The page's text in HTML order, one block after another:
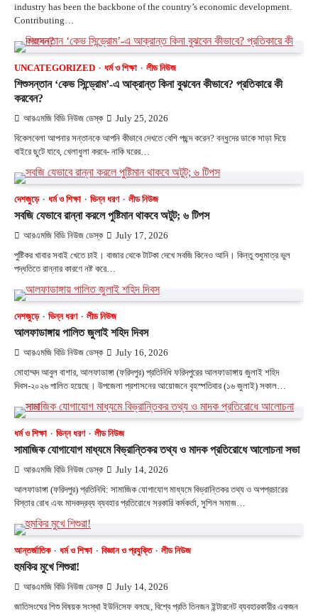
industry has been the backbone of the country’s economic development.
Contributing…
UNCATEGORIZED ধর্ম ও শিক্ষা লীড নিউজ
শিশুসন্তান ‘কেভ সিন্ড্রোম’-এ আক্রান্ত কিনা বুঝবেন কীভাবে? প্রতিকারে কী
করবেন?
আরএমজি বিডি নিউজ ডেস্ক July 25, 2026
বিকেলবেলা আপনার সন্তানকে আপনি কীভাবে দেখতে বেশি পছন্দ করেন? বন্ধুদের ডাকে সাড়া দিয়ে
বাইরে ছুটে যাবে, খেলাধুলা করবে- নাকি ঘরের…
দেশজুড়ে ধর্ম ও শিক্ষা ভিন্ন ধরণ লীড নিউজ
সবজি যেভাবে রান্না করলে পুষ্টিমান থাকবে অটুট; ৬ টিপস
আরএমজি বিডি নিউজ ডেস্ক July 17, 2026
পুষ্টিকর খাবার সবাই খেতে চাই। বাজার থেকে টাটকা দেখে সবজি কিনেও আনি। কিন্তু শুধুমাত্র ভুল
পদ্ধতিতে রান্নার কারণে নষ্ট করে…
দেশজুড়ে ভিন্ন ধরণ লীড নিউজ
আলফাডাঙ্গায় পালিত জুলাই শহিদ দিবস
আরএমজি বিডি নিউজ ডেস্ক July 16, 2026
মোহাম্মদ আবুল বাশার, আলফাডাঙ্গা (ফরিদপুর) প্রতিনিধি ফরিদপুরের আলফাডাঙ্গায় জুলাই শহিদ
দিবস-২০২৬ পালিত হয়েছে। উপজেলা প্রশাসনের আয়োজনে বৃহস্পতিবার (১৬ জুলাই) সকাল…
ধর্ম ও শিক্ষা ভিন্ন ধরণ লীড নিউজ
সামাজিক যোগাযোগ মাধ্যমে বিভ্রান্তিকর তথ্য ও মাদক প্রতিরোধে আলোচনা সভা
আরএমজি বিডি নিউজ ডেস্ক July 14, 2026
আলফাডাঙ্গা (ফরিদপুর) প্রতিনিধি: সামাজিক যোগাযোগ মাধ্যমে বিভ্রান্তিকর তথ্য ও অপপ্রচারের
বিস্তার রোধ এবং মাদকদ্রব্য ব্যবহার প্রতিরোধে সরকারি কর্মকর্তা, সুশিল সমাজ…
আন্তর্জাতিক ধর্ম ও শিক্ষা বিজ্ঞান ও প্রযুক্তি লীড নিউজ
হুমকির মুখে শিশুরা!
আরএমজি বিডি নিউজ ডেস্ক July 14, 2026
জাতিসংঘের শিশু বিষয়ক সংস্থা ইউনিসেফ বলছে, বিশ্বে প্রতি তিনজন ইন্টারনেট ব্যবহারকারীর একজন